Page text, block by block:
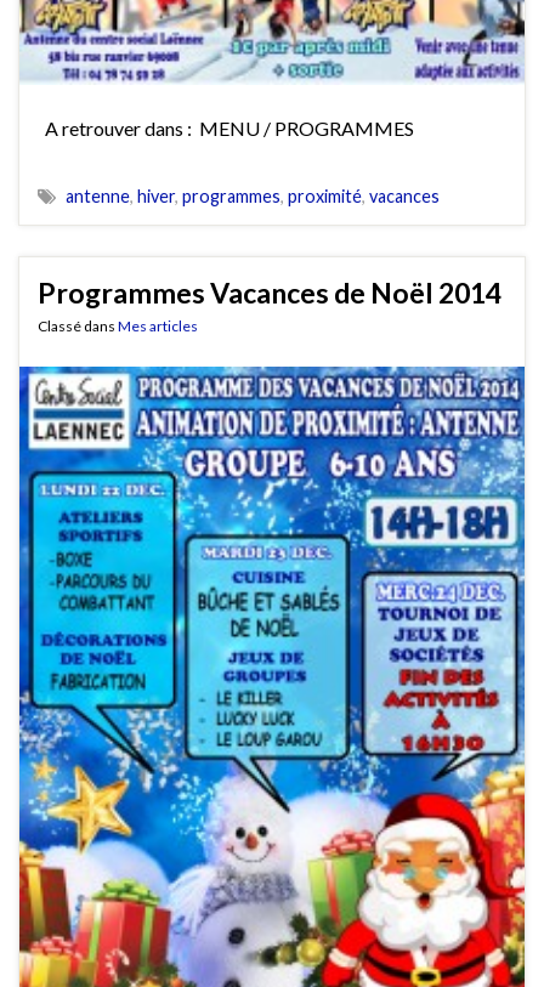
A retrouver dans : MENU / PROGRAMMES
antenne, hiver, programmes, proximité, vacances
Programmes Vacances de Noël 2014
Classé dans Mes articles